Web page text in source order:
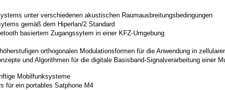
unter verschiedenen akustischen Raumausbreitungsbedingungen
gemäß dem Hiperlan/2 Standard
basiertem Zugangssytem in einer KFZ-Umgebung
orthogonalen Modulationsformen für die Anwendung in
und Algorithmen für die digitale Basisband-Signalverarbeitung einer
Mobilfunksysteme
für ein portables Satphone M4